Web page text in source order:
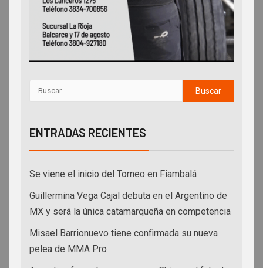
ENTRADAS RECIENTES
Se viene el inicio del Torneo en Fiambalá
Guillermina Vega Cajal debuta en el Argentino de
MX y será la única catamarqueña en competencia
Misael Barrionuevo tiene confirmada su nueva
pelea de MMA Pro